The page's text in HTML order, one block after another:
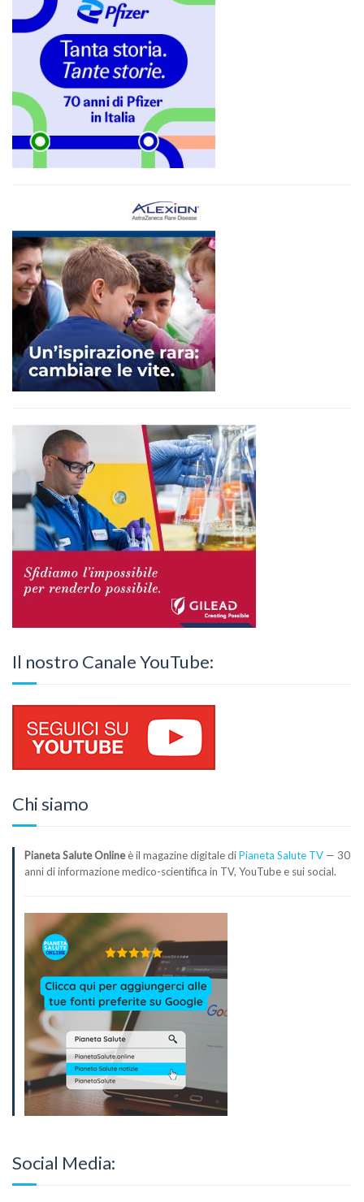
Il nostro Canale YouTube:
Chi siamo
Pianeta Salute Onlineè il magazine digitale diPianeta Salute TV — 30
anni di informazione medico-scientifica in TV, YouTube e sui social.
Social Media: